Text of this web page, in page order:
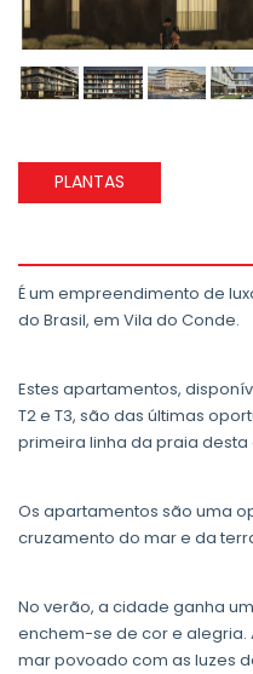
PLANTAS
É um empreendimento de
do Brasil, em Vila do Conde.
Estes apartamentos,
T2 e T3, são das últimas
primeira linha da praia desta
Os apartamentos são uma
cruzamento do mar e da
No verão, a cidade ganha
enchem-se de cor e alegria.
mar povoado com as luzes